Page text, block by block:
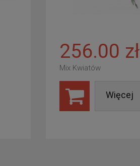
256.00 zł
Mix Kwiatów
Więcej